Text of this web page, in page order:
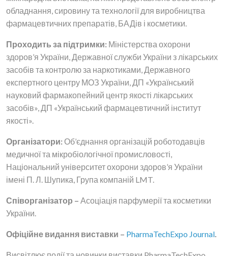
обладнання, сировину та технології для виробництва
фармацевтичних препаратів, БАДів і косметики.
Проходить за підтримки: Міністерства охорони
здоров’я України, Державної служби України з лікарських
засобів та контролю за наркотиками, Державного
експертного центру МОЗ України, ДП «Український
науковий фармакопейний центр якості лікарських
засобів», ДП «Український фармацевтичний інститут
якості».
Організатори: Об’єднання організацій роботодавців
медичної та мікробіологічної промисловості,
Національний університет охорони здоров’я України
імені П. Л. Шупика, Група компаній LMT.
Співорганізатор – Асоціація парфумерії та косметики
України.
Офіційне видання виставки – PharmaTechExpo Journal.